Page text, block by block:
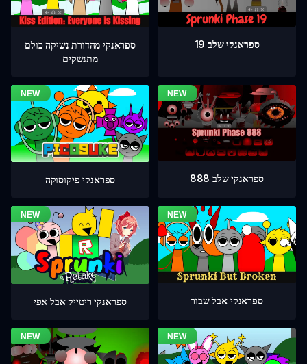
ספראנקי מהדורת נשיקה כולם
מתנשקים
ספראנקי שלב 19
ספראנקי פיקוסוקה ספראנקי שלב 888
ספראנקי ריטייק אבל אפי ספראנקי אבל שבור